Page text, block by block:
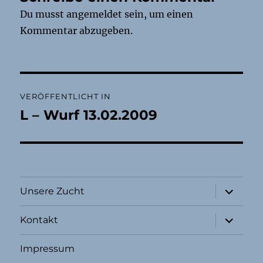
Du musstangemeldet sein, um einen
Kommentar abzugeben.
VERÖFFENTLICHT IN
L – Wurf 13.02.2009
Unsere Zucht
öffnen
Kontakt
öffnen
Impressum